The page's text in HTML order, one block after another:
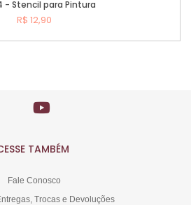
- Stencil para Pintura
R$ 12,90
TAMBÉM
Fale Conosco
Trocas e Devoluções